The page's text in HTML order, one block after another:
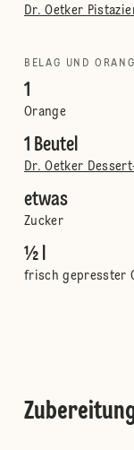
Dr. Oetker
BELAG UND
1
Orange
1 Beutel
Dr. Oetker
etwas
Zucker
½ l
frisch gepresster